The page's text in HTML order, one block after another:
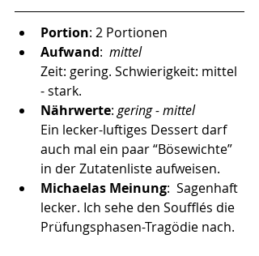
Portion: 2 Portionen
Aufwand: mittel
Zeit: gering. Schwierigkeit: mittel
- stark.
Nährwerte: gering - mittel
Ein lecker-luftiges Dessert darf
auch mal ein paar “Bösewichte”
in der Zutatenliste aufweisen.
Michaelas Meinung:  Sagenhaft
lecker. Ich sehe den Soufflés die
Prüfungsphasen-Tragödie nach.